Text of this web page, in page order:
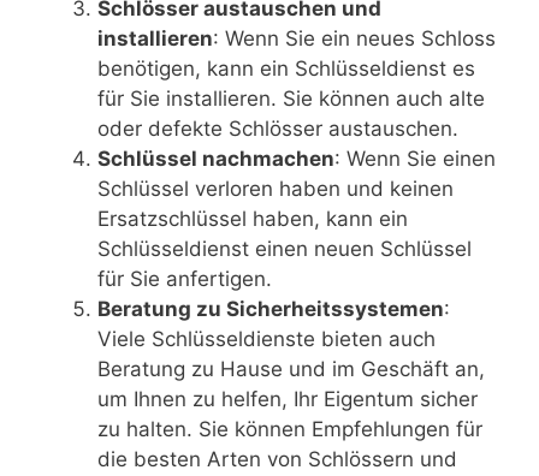
Schlösser austauschen und
installieren: Wenn Sie ein neues Schloss
benötigen, kann ein Schlüsseldienst es
für Sie installieren. Sie können auch alte
oder defekte Schlösser austauschen.
Schlüssel nachmachen: Wenn Sie einen
Schlüssel verloren haben und keinen
Ersatzschlüssel haben, kann ein
Schlüsseldienst einen neuen Schlüssel
für Sie anfertigen.
Beratung zu Sicherheitssystemen:
Viele Schlüsseldienste bieten auch
Beratung zu Hause und im Geschäft an,
um Ihnen zu helfen, Ihr Eigentum sicher
zu halten. Sie können Empfehlungen für
die besten Arten von Schlössern und